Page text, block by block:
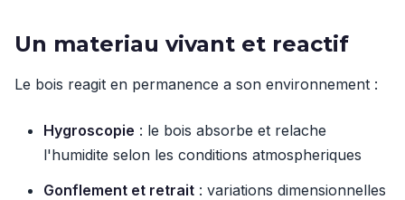
Un materiau vivant et reactif
Le bois reagit en permanence a son environnement :
Hygroscopie : le bois absorbe et relache
l'humidite selon les conditions atmospheriques
Gonflement et retrait : variations dimensionnelles